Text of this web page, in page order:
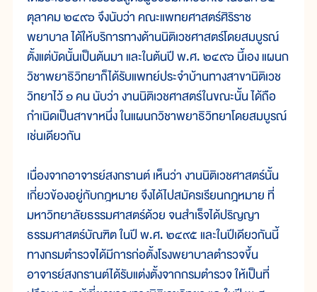
ตุลาคม ๒๔๙๖ จึงนับว่า คณะแพทยศาสตร์ศิริราช
พยาบาล ได้ให้บริการทางด้านนิติเวชศาสตร์โดยสมบูรณ์
ตั้งแต่บัดนั้นเป็นต้นมา และในต้นปี พ.ศ. ๒๔๙๖ นี้เอง แผนก
วิชาพยาธิวิทยาก็ได้รับแพทย์ประจำบ้านทางสาขานิติเวช
วิทยาไว้ ๑ คน นับว่า งานนิติเวชศาสตร์ในขณะนั้น ได้ถือ
กำเนิดเป็นสาขาหนึ่ง ในแผนกวิชาพยาธิวิทยาโดยสมบูรณ์
เช่นเดียวกัน
เนื่องจากอาจารย์สงกรานต์ เห็นว่า งานนิติเวชศาสตร์นั้น
เกี่ยวข้องอยู่กับกฎหมาย จึงได้ไปสมัครเรียนกฎหมาย ที่
มหาวิทยาลัยธรรมศาสตร์ด้วย จนสำเร็จได้ปริญญา
ธรรมศาสตร์บัณฑิต ในปี พ.ศ. ๒๔๙๕ และในปีเดียวกันนี้
ทางกรมตำรวจได้มีการก่อตั้งโรงพยาบาลตำรวจขึ้น
อาจารย์สงกรานต์ได้รับแต่งตั้งจากกรมตำรวจ ให้เป็นที่